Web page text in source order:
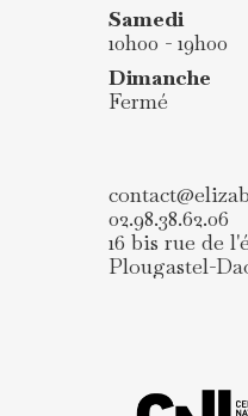
Samedi
10h00 - 19h00
Dimanche
Fermé
02.98.38.62.06
16 bis rue de
Plougastel-